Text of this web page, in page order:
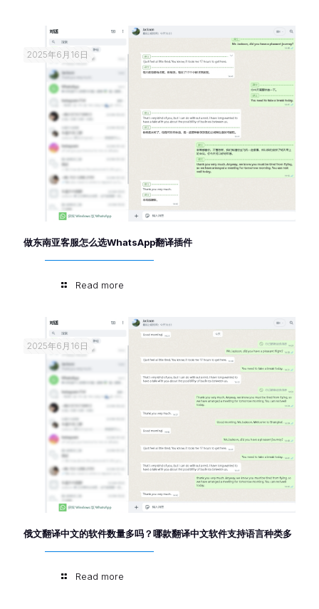
2025年6月16日
做东南亚客服怎么选WhatsApp翻译插件
Read more
2025年6月16日
俄文翻译中文的软件数量多吗？哪款翻译中文软件支持语言种类多
Read more